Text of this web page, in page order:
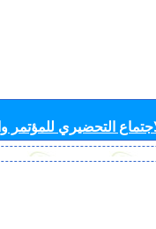
التحضيري للمؤتمر